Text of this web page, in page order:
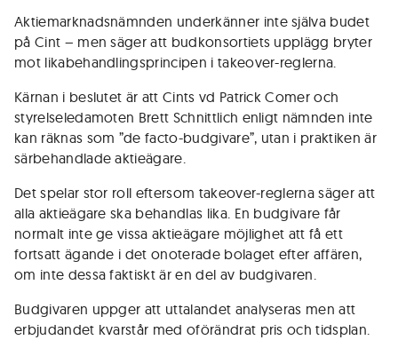
Aktiemarknadsnämnden underkänner inte själva budet
på Cint – men säger att budkonsortiets upplägg bryter
mot likabehandlingsprincipen i takeover-reglerna.
Kärnan i beslutet är att Cints vd Patrick Comer och
styrelseledamoten Brett Schnittlich enligt nämnden inte
kan räknas som ”de facto-budgivare”, utan i praktiken är
särbehandlade aktieägare.
Det spelar stor roll eftersom takeover-reglerna säger att
alla aktieägare ska behandlas lika. En budgivare får
normalt inte ge vissa aktieägare möjlighet att få ett
fortsatt ägande i det onoterade bolaget efter affären,
om inte dessa faktiskt är en del av budgivaren.
Budgivaren uppger att uttalandet analyseras men att
erbjudandet kvarstår med oförändrat pris och tidsplan.